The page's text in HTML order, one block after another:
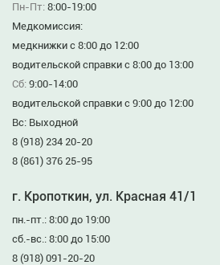
Пн-Пт: 8:00-19:00
Медкомиссия:
медкнижки с 8:00 до 12:00
водительской справки с 8:00 до 13:00
Сб: 9:00-14:00
водительской справки с 9:00 до 12:00
Вс: Выходной
8 (918) 234 20-20
8 (861) 376 25-95
г. Кропоткин, ул. Красная 41/1
пн.-пт.: 8:00 до 19:00
сб.-вс.: 8:00 до 15:00
8 (918) 091-20-20